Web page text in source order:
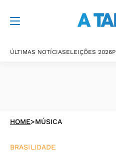
ÚLTIMAS NOTÍCIASELEIÇÕES 2026
HOME>MÚSICA
BRASILIDADE